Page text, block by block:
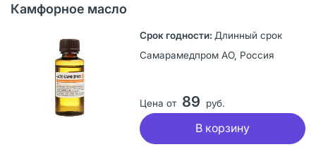
Камфорное масло
Длинный срок
Самарамедпром АО, Россия
Цена от 89 руб.
В корзину